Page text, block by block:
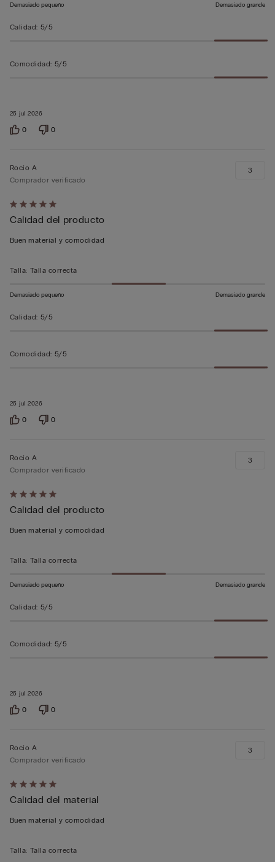
25 jul 2026
Demasiado pequeño Demasiado grande
Calidad: 5/5
Comodidad: 5/5
0 0
Calificación
de
5
5
25 jul 2026
Rocío A
Comprador verificado
Calidad del producto
Buen material y comodidad
3
Talla: Talla correcta
Demasiado pequeño Demasiado grande
Calidad: 5/5
Comodidad: 5/5
0 0
Calificación
de
5
5
25 jul 2026
Rocío A
Comprador verificado
Calidad del producto
Buen material y comodidad
3
Talla: Talla correcta
Demasiado pequeño Demasiado grande
Calidad: 5/5
Comodidad: 5/5
0 0
Calificación
de
5
5
Rocío A
Comprador verificado
Calidad del material
Buen material y comodidad
3
Talla: Talla correcta